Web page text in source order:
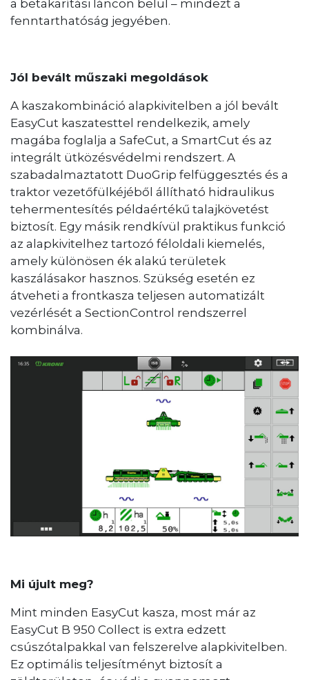
a betakarítási láncon belül – mindezt a
fenntarthatóság jegyében.
Jól bevált műszaki megoldások
A kaszakombináció alapkivitelben a jól bevált
EasyCut kaszatesttel rendelkezik, amely
magába foglalja a SafeCut, a SmartCut és az
integrált ütközésvédelmi rendszert. A
szabadalmaztatott DuoGrip felfüggesztés és a
traktor vezetőfülkéjéből állítható hidraulikus
tehermentesítés példaértékű talajkövetést
biztosít. Egy másik rendkívül praktikus funkció
az alapkivitelhez tartozó féloldali kiemelés,
amely különösen ék alakú területek
kaszálásakor hasznos. Szükség esetén ez
átveheti a frontkasza teljesen automatizált
vezérlését a SectionControl rendszerrel
kombinálva.
Mi újult meg?
Mint minden EasyCut kasza, most már az
EasyCut B 950 Collect is extra edzett
csúszótalpakkal van felszerelve alapkivitelben.
Ez optimális teljesítményt biztosít a